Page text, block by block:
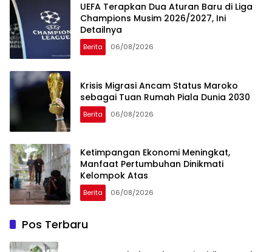
UEFA Terapkan Dua Aturan Baru di Liga
Champions Musim 2026/2027, Ini
Detailnya
Berita 06/08/2026
Krisis Migrasi Ancam Status Maroko
sebagai Tuan Rumah Piala Dunia 2030
Berita 06/08/2026
Ketimpangan Ekonomi Meningkat,
Manfaat Pertumbuhan Dinikmati
Kelompok Atas
Berita 06/08/2026
Pos Terbaru